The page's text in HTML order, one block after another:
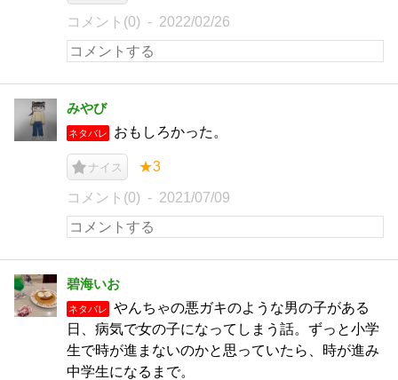
コメント(0) 2022/02/26
みやび
ネタバレ おもしろかった。
ナイス ★3
コメント(0) 2021/07/09
碧海いお
ネタバレ
やんちゃの悪ガキのような男の子がある
日、病気で女の子になってしまう話。ずっと小学
生で時が進まないのかと思っていたら、時が進み
中学生になるまで。